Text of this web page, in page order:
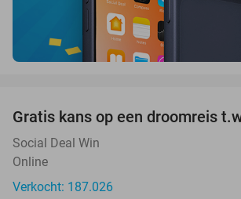
Gratis kans op een droomreis
Social Deal Win
Online
Verkocht: 187.026